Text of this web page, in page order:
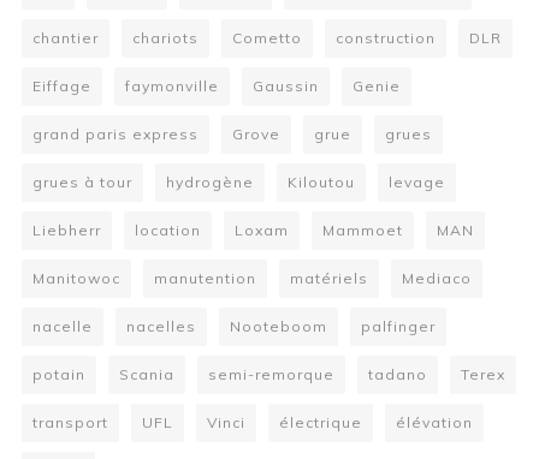
chantier chariots Cometto construction DLR
Eiffage faymonville Gaussin Genie
grand paris express Grove grue grues
grues à tour hydrogène Kiloutou levage
Liebherr location Loxam Mammoet MAN
Manitowoc manutention matériels Mediaco
nacelle nacelles Nooteboom palfinger
potain Scania semi-remorque tadano Terex
transport UFL Vinci électrique élévation